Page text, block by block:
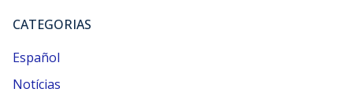
CATEGORIAS
Español
Notícias